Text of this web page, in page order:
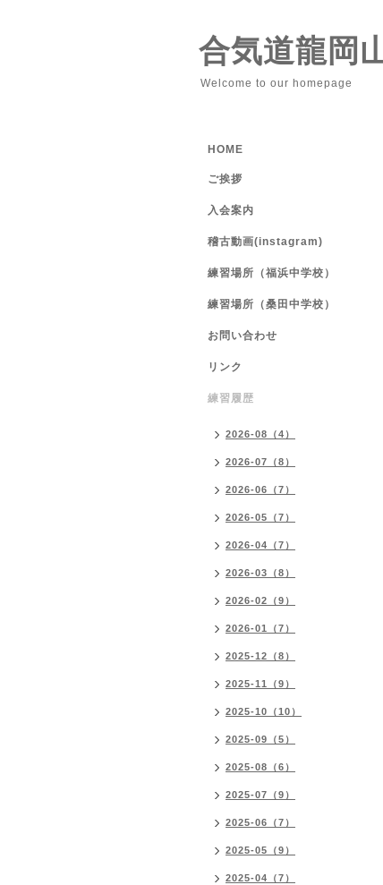
合気道龍岡
Welcome to our homepage
HOME
ご挨拶
入会案内
稽古動画(instagram)
練習場所（福浜中学校）
練習場所（桑田中学校）
お問い合わせ
リンク
練習履歴
2026-08（4）
2026-07（8）
2026-06（7）
2026-05（7）
2026-04（7）
2026-03（8）
2026-02（9）
2026-01（7）
2025-12（8）
2025-11（9）
2025-10（10）
2025-09（5）
2025-08（6）
2025-07（9）
2025-06（7）
2025-05（9）
2025-04（7）